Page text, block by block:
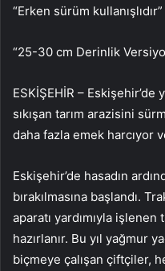
“Erken sürüm kullanışlıdır”
“25-30 cm Derinlik
ESKİŞEHİR – Eskişehir’de
sıkışan tarım arazisini
daha fazla emek harcıyor
Eskişehir’de hasadın
bırakılmasına başlandı.
aparatı yardımıyla
hazırlanır. Bu yıl yağmur
biçmeye çalışan çiftçiler,